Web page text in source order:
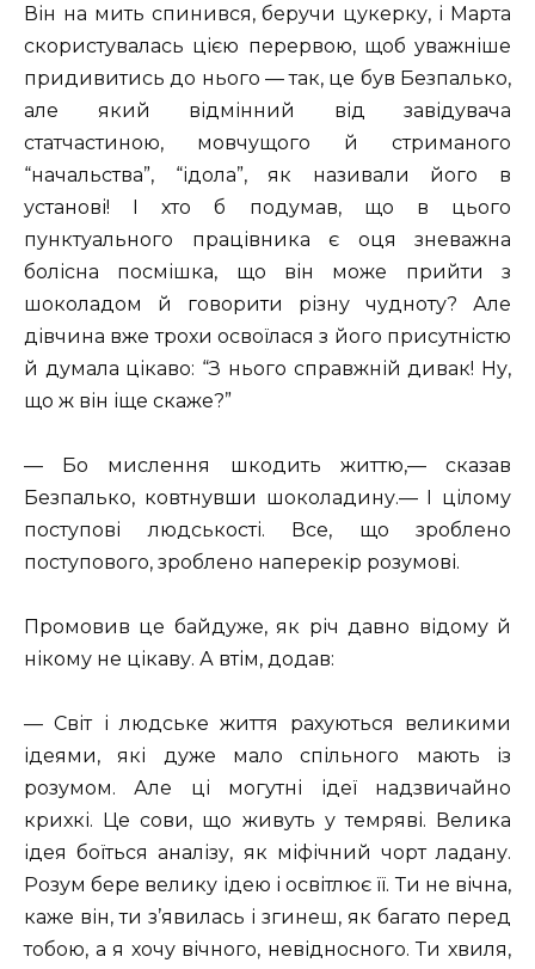
Він на мить спинився, беручи цукерку, і Марта
скористувалась цією перервою, щоб уважніше
придивитись до нього — так, це був Безпалько,
але який відмінний від завідувача
статчастиною, мовчущого й стриманого
“начальства”, “ідола”, як називали його в
установі! І хто б подумав, що в цього
пунктуального працівника є оця зневажна
болісна посмішка, що він може прийти з
шоколадом й говорити різну чудноту? Але
дівчина вже трохи освоїлася з його присутністю
й думала цікаво: “З нього справжній дивак! Ну,
що ж він іще скаже?”
— Бо мислення шкодить життю,— сказав
Безпалько, ковтнувши шоколадину.— І цілому
поступові людськості. Все, що зроблено
поступового, зроблено наперекір розумові.
Промовив це байдуже, як річ давно відому й
нікому не цікаву. А втім, додав:
— Світ і людське життя рахуються великими
ідеями, які дуже мало спільного мають із
розумом. Але ці могутні ідеї надзвичайно
крихкі. Це сови, що живуть у темряві. Велика
ідея боїться аналізу, як міфічний чорт ладану.
Розум бере велику ідею і освітлює її. Ти не вічна,
каже він, ти з’явилась і згинеш, як багато перед
тобою, а я хочу вічного, невідносного. Ти хвиля,